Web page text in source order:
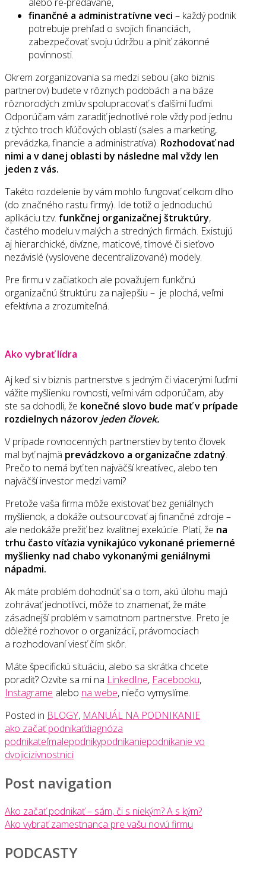
finančné a administratívne veci – každý podnik
potrebuje prehľad o svojich financiách,
zabezpečovať svoju údržbu a plniť zákonné
povinnosti.
Okrem zorganizovania sa medzi sebou (ako biznis
partnerov) budete v rôznych podobách a na báze
rôznorodých zmlúv spolupracovať s ďalšími ľuďmi.
Odporúčam vám zaradiť jednotlivé role vždy pod jednu
z týchto troch kľúčových oblastí (sales a marketing,
prevádzka, financie a administratíva). Rozhodovať nad
nimi a v danej oblasti by následne mal vždy len
jeden z vás.
Takéto rozdelenie by vám mohlo fungovať celkom dlho
(do značného rastu firmy). Ide totiž o jednoduchú
aplikáciu tzv. funkčnej organizačnej štruktúry,
častého modelu v malých a stredných firmách. Existujú
aj hierarchické, divízne, maticové, tímové či sieťovo
nezávislé (vyslovene decentralizované) modely.
Pre firmu v začiatkoch ale považujem funkčnú
organizačnú štruktúru za najlepšiu – je plochá, veľmi
efektívna a zrozumiteľná.
Ako vybrať lídra
Aj keď si v biznis partnerstve s jedným či viacerými ľuďmi
vážite myšlienku rovnosti, veľmi vám odporúčam, aby
ste sa dohodli, že konečné slovo bude mať v prípade
rozdielnych názorov jeden človek.
V prípade rovnocenných partnerstiev by tento človek
mal byť najmä prevádzkovo a organizačne zdatný.
Prečo to nemá byť ten najväčší kreatívec, alebo ten
najväčší investor medzi vami?
Pretože vaša firma môže existovať bez geniálnych
myšlienok, a dokáže outsourcovať aj finančné zdroje –
ale nedokáže prežiť bez kvalitnej exekúcie. Platí, že na
trhu často víťazia vynikajúco vykonané priemerné
myšlienky nad chabo vykonanými geniálnymi
nápadmi.
Ak máte problém dohodnúť sa o tom, akú úlohu majú
zohrávať jednotlivci, môže to znamenať, že máte
zásadnejší problém v samotnom partnerstve. Preto je
dôležité rozhovor o organizácii, právomociach
a rozhodovaní viesť čím skôr.
Máte špecifickú situáciu, alebo sa skrátka chcete
poradiť? Ozvite sa mi na LinkedIne, Facebooku,
Instagrame alebo na webe, niečo vymyslíme.
Posted in BLOGY, MANUÁL NA PODNIKANIE
ako začať podnikaťdiagnóza
podnikateľmalepodnikypodnikaniepodnikanie vo
dvojicizivnostnici
Post navigation
Ako začať podnikať – sám, či s niekým? A s kým?
Ako vybrať zamestnanca pre vašu novú firmu
PODCASTY